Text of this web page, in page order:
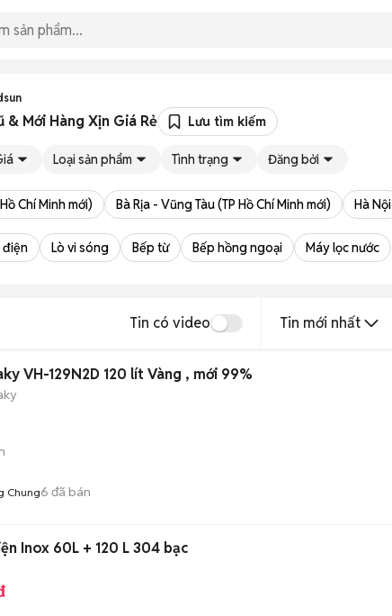
& Mới Hàng Xịn Giá Rẻ Lưu tìm kiếm
Loại sản phẩm Tình trạng Đăng bởi
Chí Minh mới) Bà Rịa - Vũng Tàu (TP Hồ Chí Minh mới) Hà Nội
điện Lò vi sóng Bếp từ Bếp hồng ngoại Máy lọc nước
Tin có video Tin mới nhất
VH-129N2D 120 lít Vàng , mới 99%
Chung6 đã bán
Inox 60L + 120 L 304 bạc